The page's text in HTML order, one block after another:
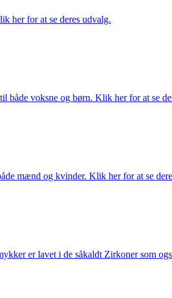
her for at se deres udvalg.
både voksne og børn. Klik her for at se
mænd og kvinder. Klik her for at se
er lavet i de såkaldt Zirkoner som